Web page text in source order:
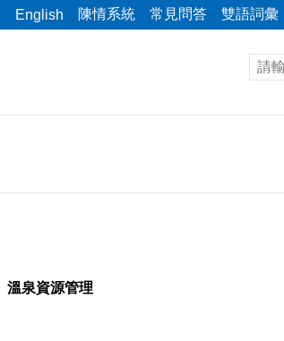
English 陳情系統 常見問答 雙語詞彙
溫泉資源管理